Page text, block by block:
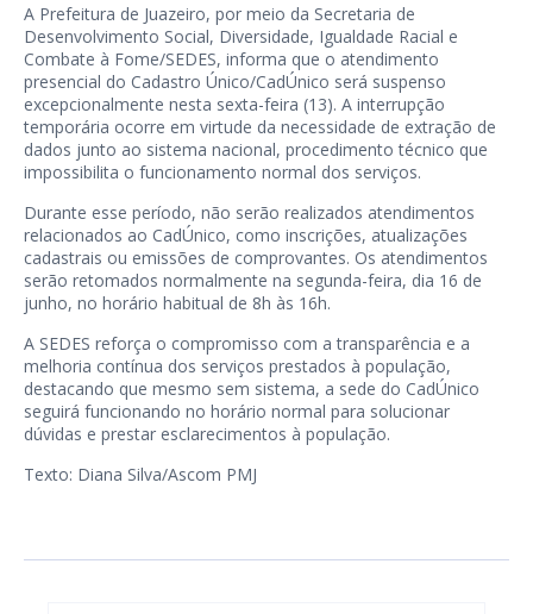
A Prefeitura de Juazeiro, por meio da Secretaria de
Desenvolvimento Social, Diversidade, Igualdade Racial e
Combate à Fome/SEDES, informa que o atendimento
presencial do Cadastro Único/CadÚnico será suspenso
excepcionalmente nesta sexta-feira (13). A interrupção
temporária ocorre em virtude da necessidade de extração de
dados junto ao sistema nacional, procedimento técnico que
impossibilita o funcionamento normal dos serviços.
Durante esse período, não serão realizados atendimentos
relacionados ao CadÚnico, como inscrições, atualizações
cadastrais ou emissões de comprovantes. Os atendimentos
serão retomados normalmente na segunda-feira, dia 16 de
junho, no horário habitual de 8h às 16h.
A SEDES reforça o compromisso com a transparência e a
melhoria contínua dos serviços prestados à população,
destacando que mesmo sem sistema, a sede do CadÚnico
seguirá funcionando no horário normal para solucionar
dúvidas e prestar esclarecimentos à população.
Texto: Diana Silva/Ascom PMJ